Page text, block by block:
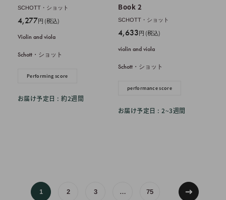
SCHOTT・ショット
販
価
格
4,277円 (税込)
Violin and viola
Schott・ショット
Performing score
お届け予定日 : 約2週間
Book 2
SCHOTT・ショット
販
価
格
4,633円 (税込)
violin and viola
Schott・ショット
performance score
お届け予定日 : 2~3週間
1 2 3 … 75